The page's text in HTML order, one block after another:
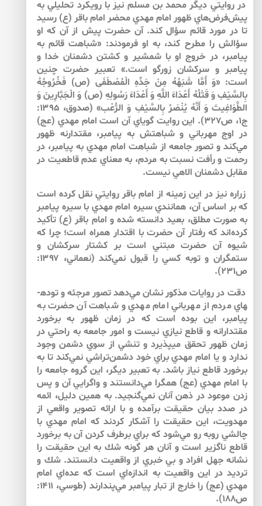
در روايتي ديگر محمد بن مسلم نيز با رويكرد تحليلي به
پيش‌فرض‌هاي ظهور امام مهدي محضر امام باقر (ع) رسيد
تا در مورد قائم سؤال كند. آن حضرت پيش از آن كه او
سؤالش را مطرح كند، به او فرمودند: «شباهت قائم به
پيامبر، در خروج او با شمشير و كشتن دشمنان خدا و
پيامبر و سركشان زورگو است.» تعبير حضرت چنين
است: «وَ أَمَّا شَبَهُهُ مِنْ جَدِّهِ الْمُصْطَفَى (ص) فَخُرُوجُهُ
بِالسَّيْفِ وَ قَتْلُهُ أَعْدَاءَ اللَّهِ وَ أَعْدَاءَ رَسُولِهِ (ص) وَ الْجَبَّارِينَ وَ
الطَّوَاغِيتَ وَ أَنَّهُ يُنْصَرُ بِالسَّيْفِ وَ الرُّعْب» ‏(صدوق، ۱۳۹۵:
ج۱، ص۳۲۷). اين روايت گوياي آن است امام مهدي (عج)
در اوج مهرباني و شباهتش به پيامبر، مقتدارنه ظهور
مي‌كند و تصور جامعه از شباهت امام مهدي به پيامبر، در
رحمت و رأفت نسبت به مردم، به معناي عدم قاطعيت در
مقابل دشمنان الاهي نيست.
زراره نيز در اين زمينه از امام باقر روايتي نقل كرده است
كه بر اساس آن، همانندي سيره امام مهدي با سيره پيامبر
به صورت مطلق، بعيد دانسته شده و امام باقر (ع) تأكيد
كرده‌اند كه رفتار آن حضرت با اقتدار همراه است؛ چرا كه
شيوه آن حضرت مبتني است بر كشتار سركشان و
ستمگران و توبه كسي را قبول نمي‌كند (نعماني، ۱۳۹۷:
ص۲۳۱).
دقت در روايات مذكور نشان مي‌دهد تصور مرجئه و توده­
هاي مردم از مهرباني امام مهدي و شباهت آن حضرت به
پيامبر، اين بوده است كه در زمان ظهور به برخورد
مقتدارانه و قاطع نيازي نيست و امور جامعه به راحتي در
زمان ظهور تحقق مي­پذيرد و تنشي از سوي دشمن وجود
ندارد و يا امام مهدي براي خود دشمن‌تراشي نمي‌كند تا به
برخورد قاطع نياز باشد. به تعبير ديگر، اين گروه جامعه را
با امام مهدي (عج) همگرا مي‌دانستند و واگرايي آن و پس
زدن موعود در ذهن آنان نمي‌گنجيد. به همين دليل، ائمه
در صدد بيان حقيقت برآمده و با ارائه تصوير واقعي از
مهدويت، اين حقيقت را آشكار كردند كه امام مهدي با
چالشي روبه رو مي‌شود كه براي برطرف كردن آن به برخورد
قاطع ناگزير است و آنان هر گونه شك به اين حقيقت را
نشانه جهل افراد و بي خبري از واقعيت دانستند. شك و
ترديد در اين واقعيت به اندازه‌اي است كه عده‌اي امام
مهدي (عج) را خارج از تبار پيامبر مي‌پندارند (طوسي، ۱۴۱۱:
ص۱۸۸).